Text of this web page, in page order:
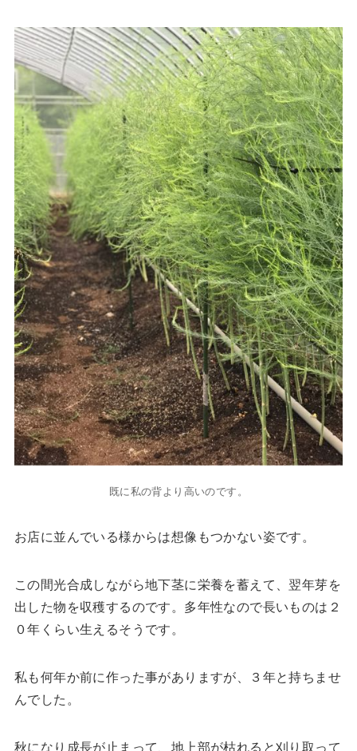
既に私の背より高いのです。
お店に並んでいる様からは想像もつかない姿です。
この間光合成しながら地下茎に栄養を蓄えて、翌年芽を
出した物を収穫するのです。多年性なので長いものは２
０年くらい生えるそうです。
私も何年か前に作った事がありますが、３年と持ちませ
んでした。
秋になり成長が止まって、地上部が枯れると刈り取って